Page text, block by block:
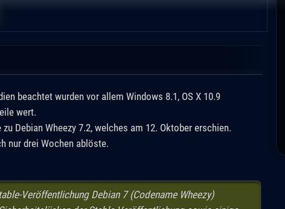
beachtet wurden vor allem Windows 8.1, OS X 10.9
wert.
Debian Wheezy 7.2, welches am 12. Oktober erschien.
nur drei Wochen ablöste.
Veröffentlichung Debian 7 (Codename Wheezy)